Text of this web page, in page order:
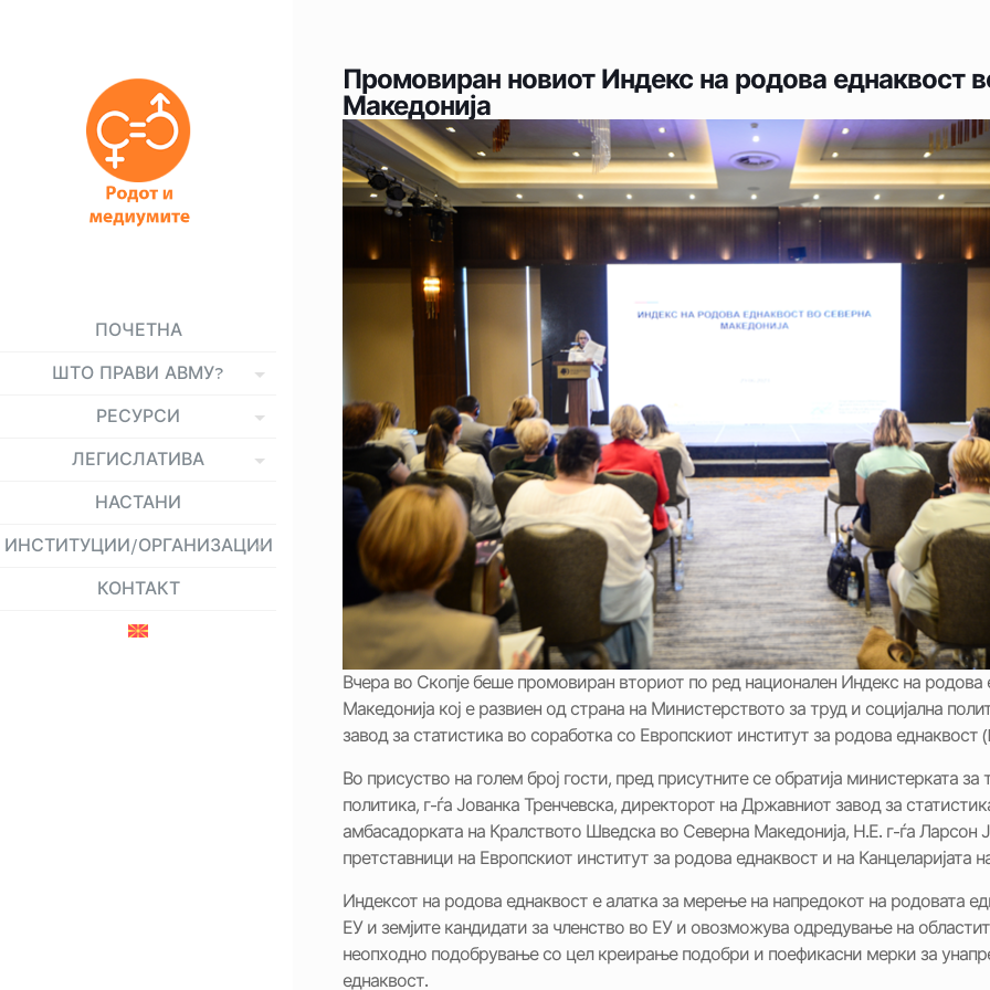
ПОЧЕТНА
ШТО ПРАВИ АВМУ?
РЕСУРСИ
ЛЕГИСЛАТИВА
НАСТАНИ
ИНСТИТУЦИИ/ОРГАНИЗАЦИИ
КОНТАКТ
Промовиран новиот Индекс на родова еднаквост
Македонија
Вчера во Скопје беше промовиран вториот по ред национален Индекс на родова
Македонија кој е развиен од страна на Министерството за труд и социјална
завод за статистика во соработка со Европскиот институт за родова еднаквост
Во присуство на голем број гости, пред присутните се обратија министерката за
политика, г-ѓа Јованка Тренчевска, директорот на Државниот завод за
амбасадорката на Кралството Шведска во Северна Македонија, Н.Е. г-ѓа Ларсон
претставници на Европскиот институт за родова еднаквост и на Канцеларијата
Индексот на родова еднаквост е алатка за мерење на напредокот на родовата
ЕУ и земјите кандидати за членство во ЕУ и овозможува одредување на
неопходно подобрување со цел креирање подобри и поефикасни мерки за
еднаквост.